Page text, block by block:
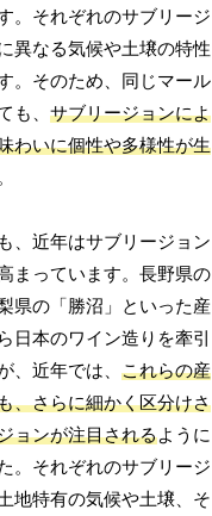
。それぞれのサブリージ
異なる気候や土壌の特性
。そのため、同じマール
も、サブリージョンによ
わいに個性や多様性が生
、近年はサブリージョン
まっています。長野県の
県の「勝沼」といった産
日本のワイン造りを牽引
、近年では、これらの産
、さらに細かく区分けさ
ョンが注目されるように
。それぞれのサブリージ
地特有の気候や土壌、そ